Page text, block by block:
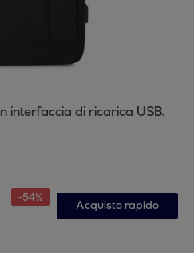
-54%
Acquisto rapido